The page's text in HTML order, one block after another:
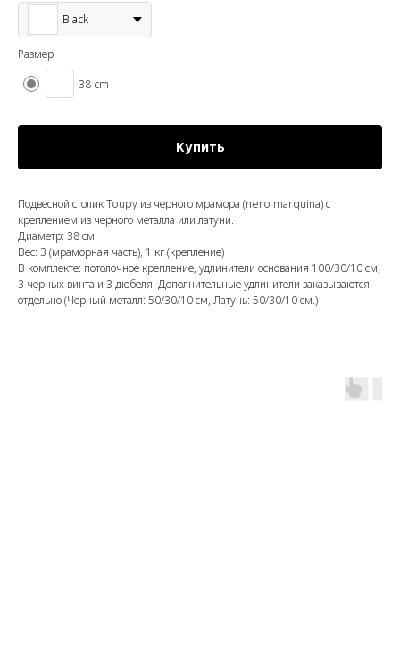
Black
Размер
38 cm
Купить
Подвесной столик Toupy из черного мрамора (nero marquina) с
креплением из черного металла или латуни.
Диаметр: 38 см
Вес: 3 (мраморная часть), 1 кг (крепление)
В комплекте: потолочное крепление, удлинители основания 100/30/10 см,
3 черных винта и 3 дюбеля. Дополнительные удлинители заказываются
отдельно (Черный металл: 50/30/10 см, Латунь: 50/30/10 см.)